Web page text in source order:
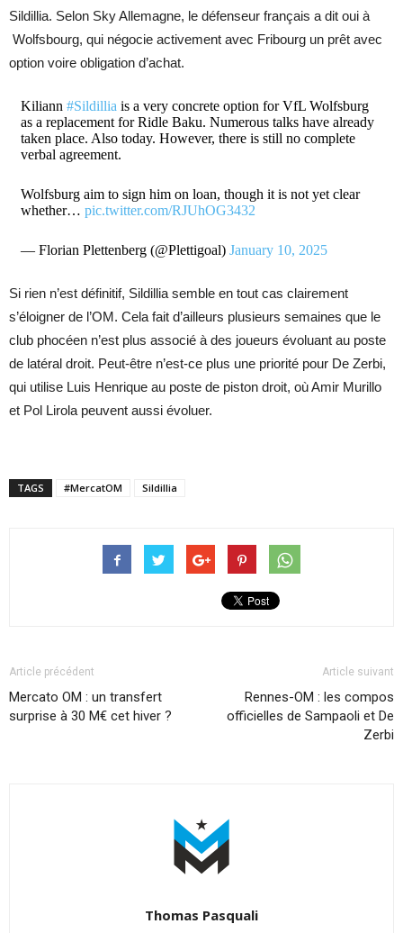
Sildillia. Selon Sky Allemagne, le défenseur français a dit oui à
Wolfsbourg, qui négocie activement avec Fribourg un prêt avec
option voire obligation d’achat.
Kiliann #Sildillia is a very concrete option for VfL Wolfsburg
as a replacement for Ridle Baku. Numerous talks have already
taken place. Also today. However, there is still no complete
verbal agreement.
Wolfsburg aim to sign him on loan, though it is not yet clear
whether… pic.twitter.com/RJUhOG3432
— Florian Plettenberg (@Plettigoal) January 10, 2025
Si rien n’est définitif, Sildillia semble en tout cas clairement
s’éloigner de l’OM. Cela fait d’ailleurs plusieurs semaines que le
club phocéen n’est plus associé à des joueurs évoluant au poste
de latéral droit. Peut-être n’est-ce plus une priorité pour De Zerbi,
qui utilise Luis Henrique au poste de piston droit, où Amir Murillo
et Pol Lirola peuvent aussi évoluer.
TAGS #MercatOM Sildillia
Article précédent
Mercato OM : un transfert
surprise à 30 M€ cet hiver ?
Article suivant
Rennes-OM : les compos
officielles de Sampaoli et De
Zerbi
Thomas Pasquali